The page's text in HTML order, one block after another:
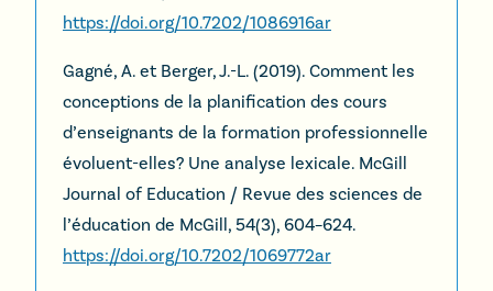
https://doi.org/10.7202/1086916ar
Gagné, A. et Berger, J.-L. (2019). Comment les
conceptions de la planification des cours
d’enseignants de la formation professionnelle
évoluent-elles? Une analyse lexicale. McGill
Journal of Education / Revue des sciences de
l’éducation de McGill, 54(3), 604–624.
https://doi.org/10.7202/1069772ar